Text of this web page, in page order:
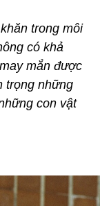
trong môi
có khả
mắn được
trọng những
con vật